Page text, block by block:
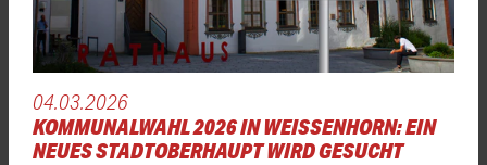
04.03.2026
KOMMUNALWAHL 2026 IN WEISSENHORN: EIN N
EUES STADTOBERHAUPT WIRD GESUCHT